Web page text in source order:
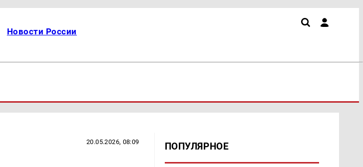
Новости России
20.05.2026, 08:09 ПОПУЛЯРНОЕ